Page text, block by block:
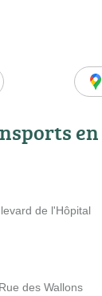
de l'Hôpital
des Wallons